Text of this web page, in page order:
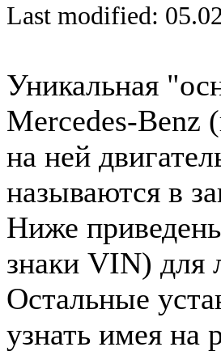
Last modified:
Уникальная
Mercedes-Benz
на ней
называются в
Ниже
знаки VIN) для
Остальные
узнать имея на